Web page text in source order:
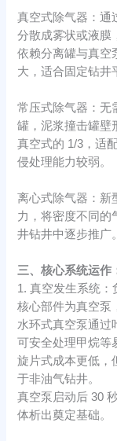
真空式除气器：通
分散成雾状或液膜
依赖分离罐与真空
大，适合固定钻井
常压式除气器：无
罐，泥浆撞击罐壁
真空式的 1/3，适
侵处理能力较弱。​
离心式除气器：新
力，将密度不同的
井钻井中逐步推广。​
三、核心系统运作
1. 真空发生系统：
核心部件为真空泵
水环式真空泵通过
可安全处理甲烷等
旋片式成本更低，
于非油气钻井。​
真空泵启动后 30
体析出奠定基础。​